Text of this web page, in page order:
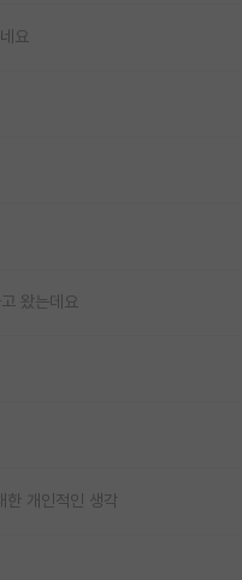
요
왔는데요
한 개인적인 생각